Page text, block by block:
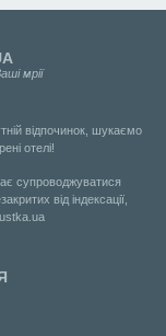
мрії
відпочинок, шукаємо
отелі!
супроводжуватися
від індексації,